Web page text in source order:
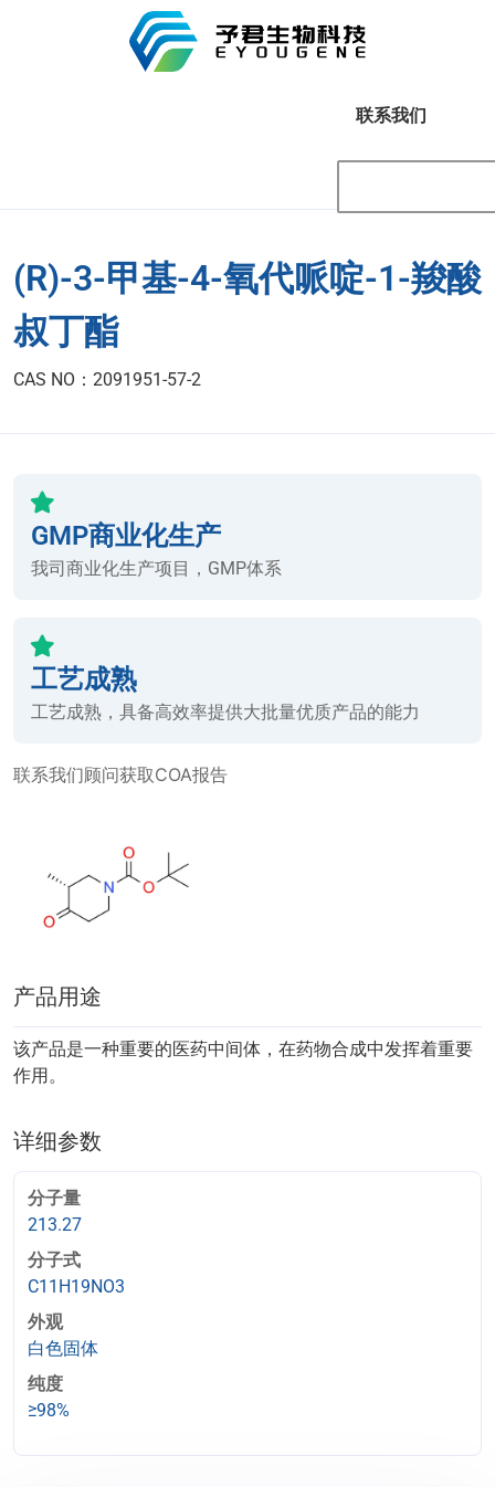
联系我们
(R)-3-甲基-4-氧代哌啶-1-羧酸
叔丁酯
CAS NO：2091951-57-2
GMP商业化生产
我司商业化生产项目，GMP体系
工艺成熟
工艺成熟，具备高效率提供大批量优质产品的能力
联系我们顾问获取COA报告
产品用途
该产品是一种重要的医药中间体，在药物合成中发挥着重要
作用。
详细参数
分子量
213.27
分子式
C11H19NO3
外观
白色固体
纯度
≥98%